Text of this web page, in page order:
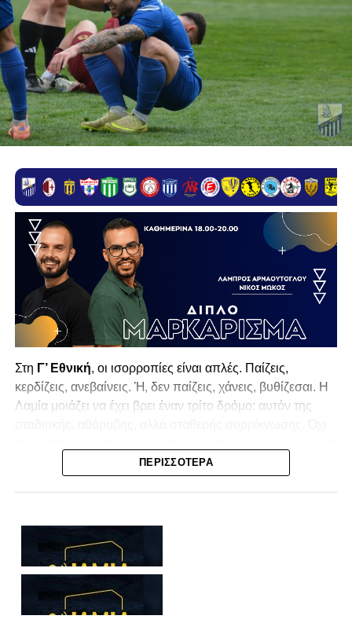
Στη Γ’ Εθνική, οι ισορροπίες είναι απλές. Παίζεις,
κερδίζεις, ανεβαίνεις. Ή, δεν παίζεις, χάνεις, βυθίζεσαι. Η
Λαμία μοιάζει να έχει βρει έναν τρίτο δρόμο: αυτόν της
της κατηγορίας. Της συρρίκνωσης της ίδιας της
Για μια ομάδα που πέρασε μια σχεδόν δεκαετία στα
σαλόνια τηςSuper League 1
αναγνωρισιμότητα, δεν μπορεί η κουβέντα της πόλης να
είναι «μας αδικούν», «μας πολεμούν», «μας έχουν βάλει
ΠΕΡΙΣΣΌΤΕΡΑ